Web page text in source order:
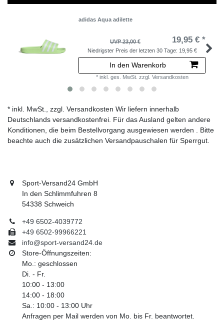
adidas Aqua adilette
UVP 23,00 € 19,95 € *
Niedrigster Preis der letzten 30 Tage: 19,95 €
In den Warenkorb
* inkl. ges. MwSt. zzgl. Versandkosten
* inkl. MwSt., zzgl. Versandkosten Wir liefern innerhalb
Deutschlands versandkostenfrei. Für das Ausland gelten andere
Konditionen, die beim Bestellvorgang ausgewiesen werden . Bitte
beachte auch die zusätzlichen Versandpauschalen für Sperrgut.
Sport-Versand24 GmbH
In den Schlimmfuhren 8
54338 Schweich
+49 6502-4039772
+49 6502-99966221
info@sport-versand24.de
Store-Öffnungszeiten:
Mo.: geschlossen
Di. - Fr.
10:00 - 13:00
14:00 - 18:00
Sa.: 10:00 - 13:00 Uhr
Anfragen per Mail werden von Mo. bis Fr. beantwortet.